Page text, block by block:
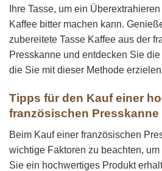
Ihre Tasse, um ein
Kaffee bitter machen kann.
zubereitete Tasse Kaffee aus der
Presskanne und entdecken Sie
die Sie mit dieser Methode
Tipps für den Kauf einer
französischen Presskanne
Beim Kauf einer französischen
wichtige Faktoren zu beachten,
Sie ein hochwertiges Produkt